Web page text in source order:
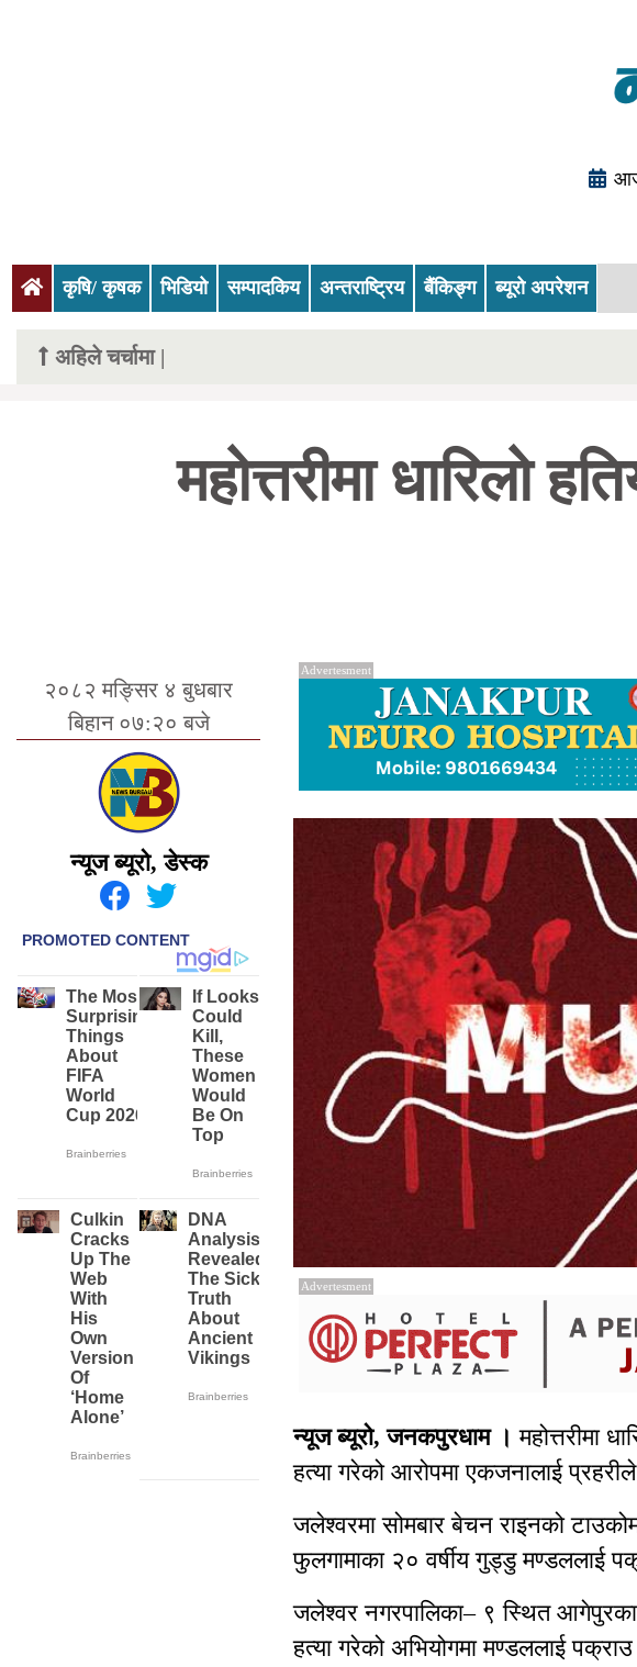
(current)
कृषि/ कृषक भिडियो सम्पादकिय अन्तराष्ट्रिय बैंकिङ्ग ब्यूरो अपरेशन
अहिले चर्चामा |
महोत्तरीमा धारिलो
२०८२ मङ्सिर ४ बुधबार
बिहान ०७:२० बजे
न्यूज ब्यूरो, डेस्क
Advertesment
Advertesment
न्यूज ब्यूरो, जनकपुरधाम । महोत्तरीमा
हत्या गरेको आरोपमा एकजनालाई
जलेश्वरमा सोमबार बेचन राइनको
फुलगामाका २० वर्षीय गुड्डु मण्डललाई
जलेश्वर नगरपालिका– ९ स्थित आगेपुरका
हत्या गरेको अभियोगमा मण्डललाई